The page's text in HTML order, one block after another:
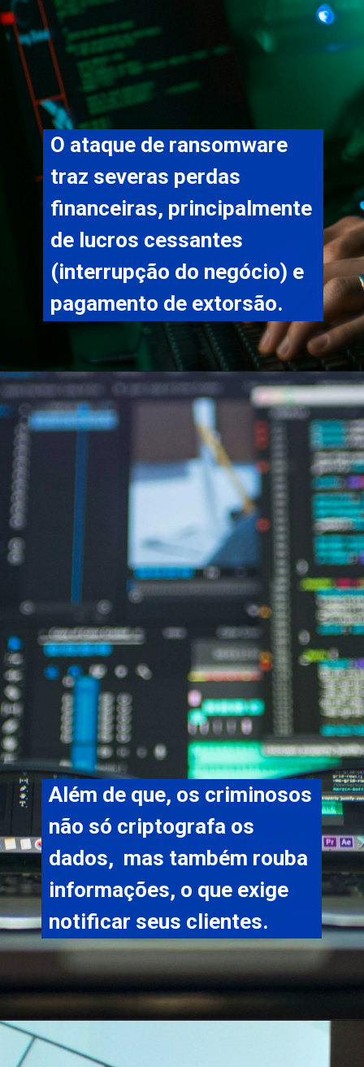
O ataque de ransomware
traz severas perdas
financeiras, principalmente
de lucros cessantes
(interrupção do negócio) e
pagamento de extorsão.
Além de que, os criminosos
não só criptografa os
dados,  mas também rouba
informações, o que exige
notificar seus clientes.